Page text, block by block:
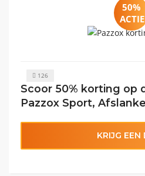
50%
ACTIE
126
Scoor 50% korting op
Pazzox Sport,
KRIJG EEN